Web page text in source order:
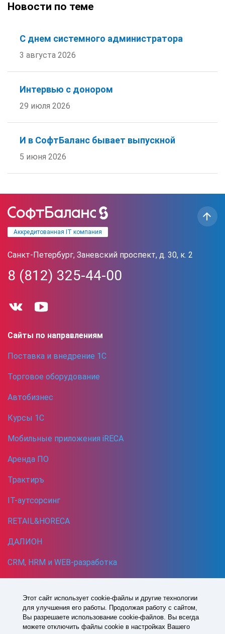
Новости по теме
С днем системного администратора
3 августа 2026
Интервью с донором
29 июля 2026
И в СофтБаланс бывает выпускной
5 июня 2026
Аккредитованная IT компания
Санкт-Петербург, Заневский проспект, д. 30, к. 2
8 (812) 325-44-00
Сайты по направлениям
Поставка и внедрение 1С
Торговое оборудование
Автобизнес
Курсы 1С
Мобильные приложения iRECA
Аренда ПО
Трактиръ
IT-аутсорсинг
RETAIL&HORECA
ДАЛИОН
CRM, HRM и WEB-разработка
1993 -2026© Все права защищены
Политика в отношении обработки персональных данных
Согласие на обработку персональных данных
Этот сайт использует cookie-файлы и другие технологии
для улучшения его работы. Продолжая работу с сайтом,
Вы разрешаете использование cookie-файлов. Вы всегда
можете отключить файлы cookie в настройках Вашего